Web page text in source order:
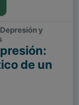
y
de un